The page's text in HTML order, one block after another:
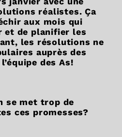
réalistes. Ça
aux mois qui
et de planifier les
les résolutions ne
auprès des
des As!
se met trop de
ces promesses?